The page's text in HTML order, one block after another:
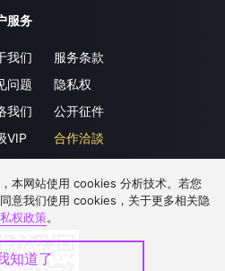
服务
我们
问题
我们
VIP
服务条款
隐私权
公开征件
合作洽談
本网站使用 cookies 分析技术。若您
意我们使用 cookies，关于更多相关隐
权政策。
知道了